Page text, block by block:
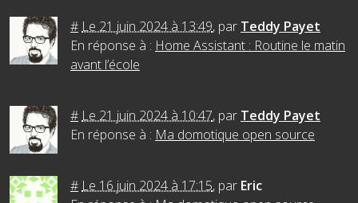
# Le 21 juin 2024 à 13:49, par Teddy Payet
En réponse à : Home Assistant : Routine le matin
avant l’école
# Le 21 juin 2024 à 10:47, par Teddy Payet
En réponse à : Ma domotique open source
# Le 16 juin 2024 à 17:15, par Eric